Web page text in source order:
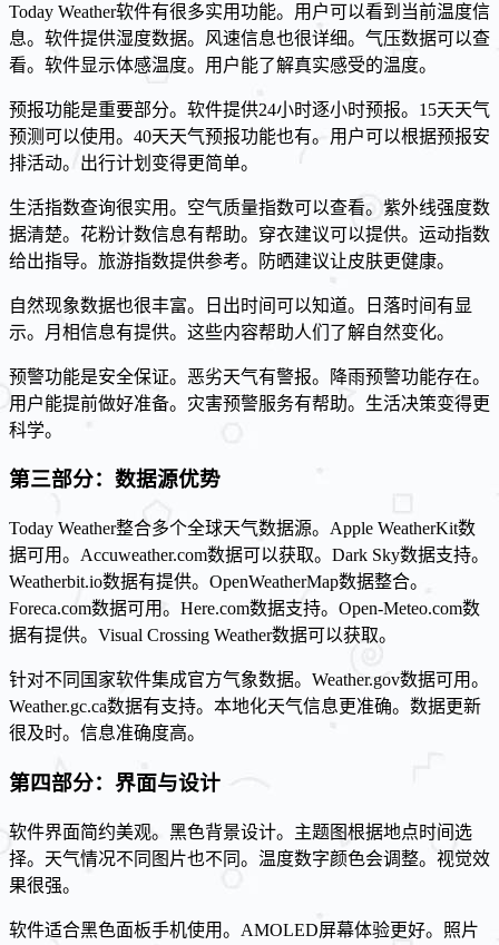
Today Weather软件有很多实用功能。用户可以看到当前温度信
息。软件提供湿度数据。风速信息也很详细。气压数据可以查
看。软件显示体感温度。用户能了解真实感受的温度。
预报功能是重要部分。软件提供24小时逐小时预报。15天天气
预测可以使用。40天天气预报功能也有。用户可以根据预报安
排活动。出行计划变得更简单。
生活指数查询很实用。空气质量指数可以查看。紫外线强度数
据清楚。花粉计数信息有帮助。穿衣建议可以提供。运动指数
给出指导。旅游指数提供参考。防晒建议让皮肤更健康。
自然现象数据也很丰富。日出时间可以知道。日落时间有显
示。月相信息有提供。这些内容帮助人们了解自然变化。
预警功能是安全保证。恶劣天气有警报。降雨预警功能存在。
用户能提前做好准备。灾害预警服务有帮助。生活决策变得更
科学。
第三部分：数据源优势
Today Weather整合多个全球天气数据源。Apple WeatherKit数
据可用。Accuweather.com数据可以获取。Dark Sky数据支持。
Weatherbit.io数据有提供。OpenWeatherMap数据整合。
Foreca.com数据可用。Here.com数据支持。Open-Meteo.com数
据有提供。Visual Crossing Weather数据可以获取。
针对不同国家软件集成官方气象数据。Weather.gov数据可用。
Weather.gc.ca数据有支持。本地化天气信息更准确。数据更新
很及时。信息准确度高。
第四部分：界面与设计
软件界面简约美观。黑色背景设计。主题图根据地点时间选
择。天气情况不同图片也不同。温度数字颜色会调整。视觉效
果很强。
软件适合黑色面板手机使用。AMOLED屏幕体验更好。照片